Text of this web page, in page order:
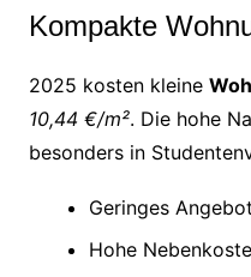
Kompakte
2025 kosten kleine
10,44 €/m². Die hohe
besonders in
Geringes
Hohe